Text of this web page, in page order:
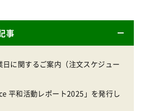
事
に関するご案内（注文スケジュー
平和活動レポート2025」を発行し